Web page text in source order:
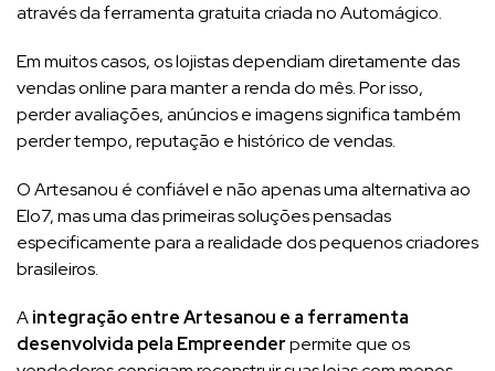
através da ferramenta gratuita criada no Automágico.
Em muitos casos, os lojistas dependiam diretamente das
vendas online para manter a renda do mês. Por isso,
perder avaliações, anúncios e imagens significa também
perder tempo, reputação e histórico de vendas.
O Artesanou é confiável e não apenas uma alternativa ao
Elo7, mas uma das primeiras soluções pensadas
especificamente para a realidade dos pequenos criadores
brasileiros.
Aintegração entre Artesanou e a ferramenta
desenvolvida pela Empreenderpermite que os